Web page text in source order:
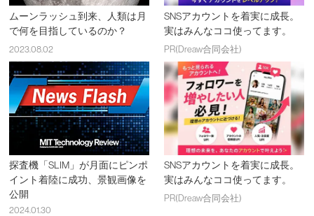
ムーンラッシュ到来、人類は月
で何を目指しているのか？
2023.08.02
SNSアカウントを着実に成長。
実はみんなココ使ってます。
PR(Dreaw合同会社)
探査機「SLIM」が月面にピンポ
イント着陸に成功、景観画像を
公開
2024.01.30
SNSアカウントを着実に成長。
実はみんなココ使ってます。
PR(Dreaw合同会社)